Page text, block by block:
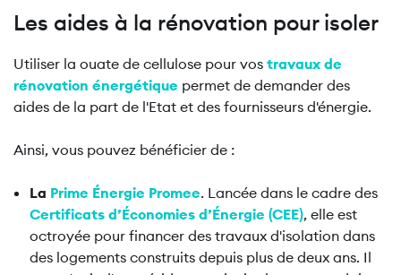
Les aides à la rénovation pour isoler
Utiliser la ouate de cellulose pour vos travaux de
rénovation énergétique permet de demander des
aides de la part de l'Etat et des fournisseurs d'énergie.
Ainsi, vous pouvez bénéficier de :
La Prime Énergie Promee. Lancée dans le cadre des
Certificats d’Économies d’Énergie (CEE), elle est
octroyée pour financer des travaux d'isolation dans
des logements construits depuis plus de deux ans. Il